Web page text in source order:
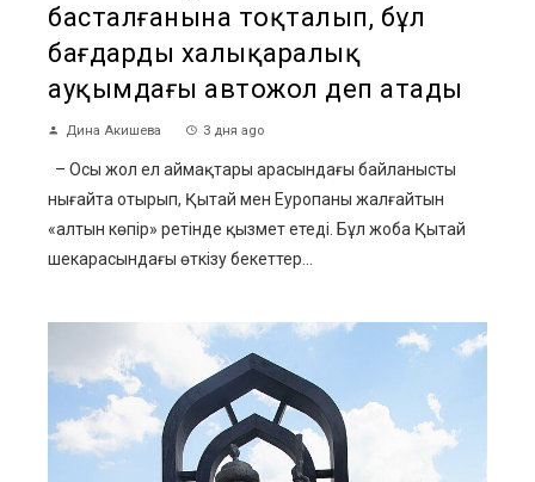
басталғанына тоқталып, бұл
бағдарды халықаралық
ауқымдағы автожол деп атады
Дина Акишева 3 дня ago
– Осы жол ел аймақтары арасындағы байланысты
нығайта отырып, Қытай мен Еуропаны жалғайтын
«алтын көпір» ретінде қызмет етеді. Бұл жоба Қытай
шекарасындағы өткізу бекеттер...